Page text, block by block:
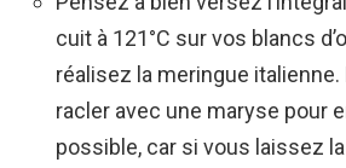
cuit à 121°C sur vos blancs
réalisez la meringue italienne.
racler avec une maryse pour
possible, car si vous laissez